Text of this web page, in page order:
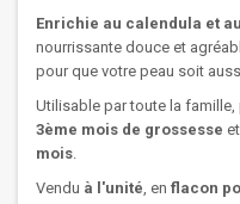
Enrichie au calendula et
nourrissante douce et
pour que votre peau soit
Utilisable par toute la
3ème mois de grossesse
mois.
Vendu à l'unité, en flacon